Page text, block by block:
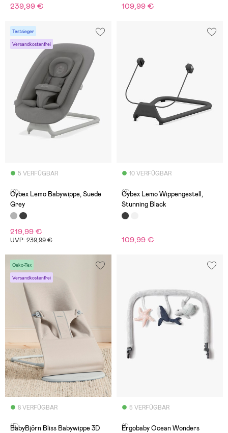
239,99 € 109,99 €
Testsieger
Versandkostenfrei
5 VERFÜGBAR
(0)
Cybex Lemo Babywippe, Suede
Grey
219,99 €
UVP: 239,99 €
10 VERFÜGBAR
(2)
Cybex Lemo Wippengestell,
Stunning Black
109,99 €
Oeko-Tex
Versandkostenfrei
8 VERFÜGBAR
(5)
BabyBjörn Bliss Babywippe 3D
5 VERFÜGBAR
(1)
Ergobaby Ocean Wonders